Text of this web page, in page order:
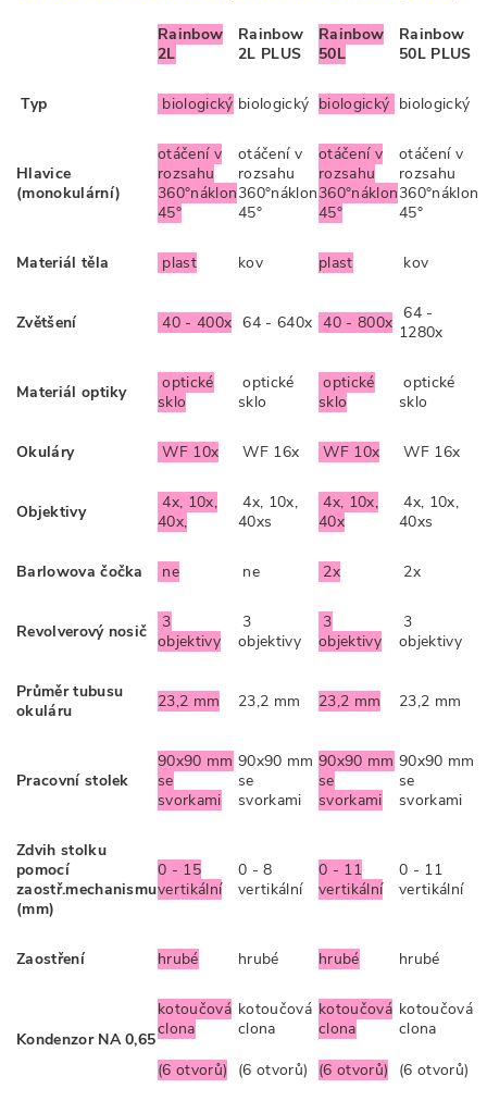
Rainbow
2L
Rainbow
2L PLUS
Rainbow
50L
Rainbow
50L PLUS
Typ biologický biologický biologický biologický
Hlavice
(monokulární)
otáčení v
rozsahu
360°náklon
45°
otáčení v
rozsahu
360°náklon
45°
otáčení v
rozsahu
360°náklon
45°
otáčení v
rozsahu
360°náklon
45°
Materiál těla plast kov plast kov
Zvětšení 40 - 400x 64 - 640x 40 - 800x 64 -
1280x
Materiál optiky
optické
sklo
optické
sklo
optické
sklo
optické
sklo
Okuláry WF 10x WF 16x WF 10x WF 16x
Objektivy
4x, 10x,
40x,
4x, 10x,
40xs
4x, 10x,
40x
4x, 10x,
40xs
Barlowova čočka ne ne 2x 2x
Revolverový nosič
3
objektivy
3
objektivy
3
objektivy
3
objektivy
Průměr tubusu
okuláru
23,2 mm 23,2 mm 23,2 mm 23,2 mm
Pracovní stolek
90x90 mm
se
svorkami
90x90 mm
se
svorkami
90x90 mm
se
svorkami
90x90 mm
se
svorkami
Zdvih stolku
pomocí
zaostř.mechanismu
(mm)
0 - 15
vertikální
0 - 8
vertikální
0 - 11
vertikální
0 - 11
vertikální
Zaostření hrubé hrubé hrubé hrubé
Kondenzor NA 0,65
kotoučová
clona
(6 otvorů)
kotoučová
clona
(6 otvorů)
kotoučová
clona
(6 otvorů)
kotoučová
clona
(6 otvorů)